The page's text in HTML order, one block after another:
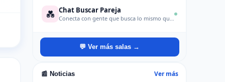
💑 Chat Buscar Pareja
💬 Ver más salas →
📰 Noticias Ver más